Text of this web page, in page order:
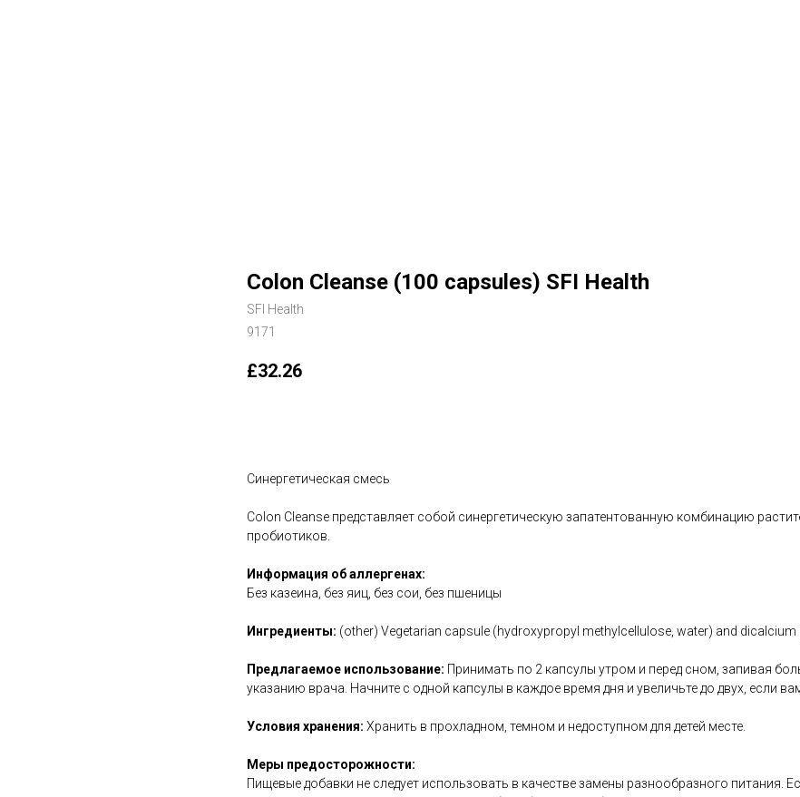
Colon Cleanse (100 capsules) SFI Health
SFI Health
9171
£32.26
Синергетическая смесь
Colon Cleanse представляет собой синергетическую запатентованную комбинацию
пробиотиков.
Информация об аллергенах:
Без казеина, без яиц, без сои, без пшеницы
Ингредиенты: (other) Vegetarian capsule (hydroxypropyl methylcellulose, water) and dicalcium
Предлагаемое использование: Принимать по 2 капсулы утром и перед сном, запивая
указанию врача. Начните с одной капсулы в каждое время дня и увеличьте до двух, если
Условия хранения: Хранить в прохладном, темном и недоступном для детей месте.
Меры предосторожности:
Пищевые добавки не следует использовать в качестве замены разнообразного питания.